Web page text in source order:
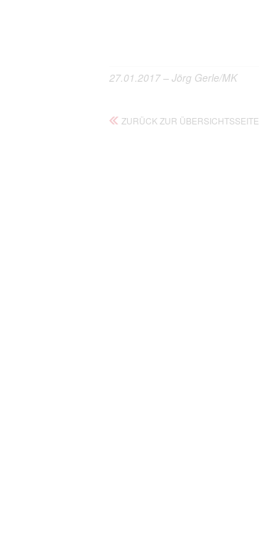
27.01.2017 – Jörg Gerle/MK
ZURÜCK ZUR ÜBERSICHTSSEITE